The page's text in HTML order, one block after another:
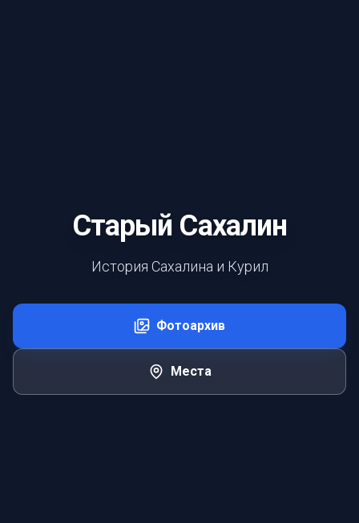
Старый Сахалин
История Сахалина и Курил
Фотоархив
Места